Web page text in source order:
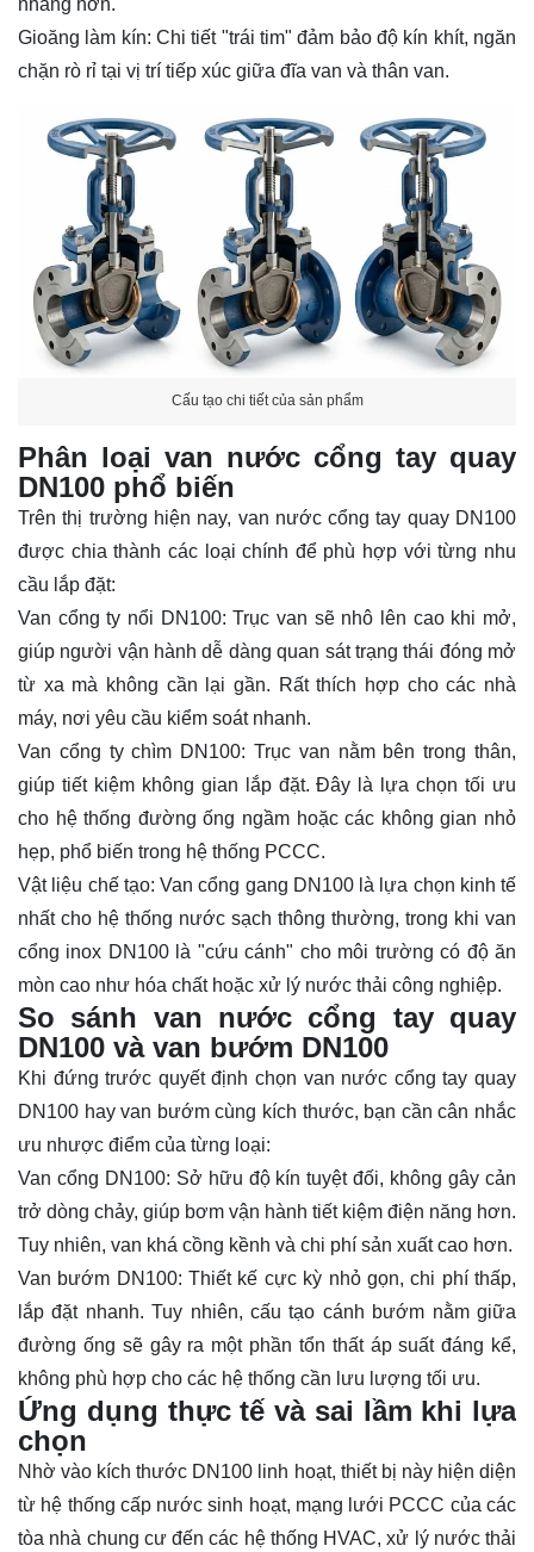
nhàng hơn.
Gioăng làm kín: Chi tiết "trái tim" đảm bảo độ kín khít, ngăn
chặn rò rỉ tại vị trí tiếp xúc giữa đĩa van và thân van.
Cấu tạo chi tiết của sản phẩm
Phân loại van nước cổng tay quay
DN100 phổ biến
Trên thị trường hiện nay, van nước cổng tay quay DN100
được chia thành các loại chính để phù hợp với từng nhu
cầu lắp đặt:
Van cổng ty nổi DN100: Trục van sẽ nhô lên cao khi mở,
giúp người vận hành dễ dàng quan sát trạng thái đóng mở
từ xa mà không cần lại gần. Rất thích hợp cho các nhà
máy, nơi yêu cầu kiểm soát nhanh.
Van cổng ty chìm DN100: Trục van nằm bên trong thân,
giúp tiết kiệm không gian lắp đặt. Đây là lựa chọn tối ưu
cho hệ thống đường ống ngầm hoặc các không gian nhỏ
hẹp, phổ biến trong hệ thống PCCC.
Vật liệu chế tạo: Van cổng gang DN100 là lựa chọn kinh tế
nhất cho hệ thống nước sạch thông thường, trong khi van
cổng inox DN100 là "cứu cánh" cho môi trường có độ ăn
mòn cao như hóa chất hoặc xử lý nước thải công nghiệp.
So sánh van nước cổng tay quay
DN100 và van bướm DN100
Khi đứng trước quyết định chọn van nước cổng tay quay
DN100 hay van bướm cùng kích thước, bạn cần cân nhắc
ưu nhược điểm của từng loại:
Van cổng DN100: Sở hữu độ kín tuyệt đối, không gây cản
trở dòng chảy, giúp bơm vận hành tiết kiệm điện năng hơn.
Tuy nhiên, van khá cồng kềnh và chi phí sản xuất cao hơn.
Van bướm DN100: Thiết kế cực kỳ nhỏ gọn, chi phí thấp,
lắp đặt nhanh. Tuy nhiên, cấu tạo cánh bướm nằm giữa
đường ống sẽ gây ra một phần tổn thất áp suất đáng kể,
không phù hợp cho các hệ thống cần lưu lượng tối ưu.
Ứng dụng thực tế và sai lầm khi lựa
chọn
Nhờ vào kích thước DN100 linh hoạt, thiết bị này hiện diện
từ hệ thống cấp nước sinh hoạt, mạng lưới PCCC của các
tòa nhà chung cư đến các hệ thống HVAC, xử lý nước thải